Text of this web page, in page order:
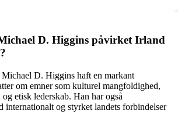
D. Higgins påvirket Irland
D. Higgins haft en markant
om emner som kulturel mangfoldighed,
etisk lederskab. Han har også
internationalt og styrket landets forbindelser